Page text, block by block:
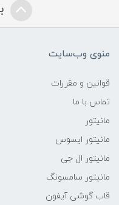
منوی وب‌سایت
قوانین و مقررات
تماس با ما
مانیتور
مانیتور ایسوس
مانیتور ال جی
مانیتور سامسونگ
قاب گوشی آیفون